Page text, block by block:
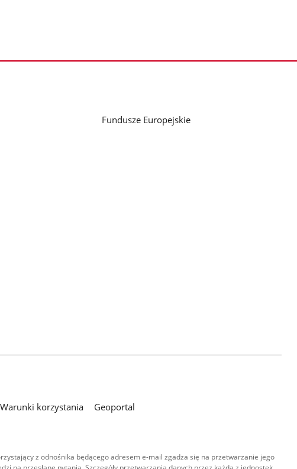
Fundusze Europejskie
Warunki korzystania
Geoportal
z odnośnika będącego adresem e-mail zgadza się na przetwarzanie jego